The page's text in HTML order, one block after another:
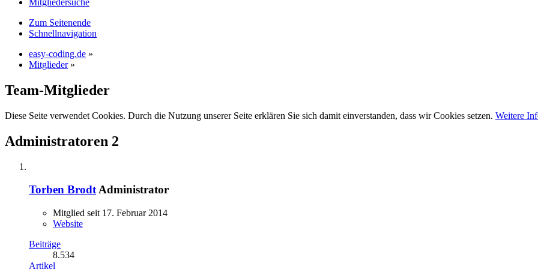
Mitgliedersuche
Zum Seitenende
Schnellnavigation
easy-coding.de »
Mitglieder »
Team-Mitglieder
Diese Seite verwendet Cookies. Durch die Nutzung unserer Seite erklären Sie sich damit einverstanden, dass wir Cookies setzen. Weitere
Administratoren 2
Torben BrodtAdministrator
Mitglied seit 17. Februar 2014
Website
Beiträge
8.534
Artikel